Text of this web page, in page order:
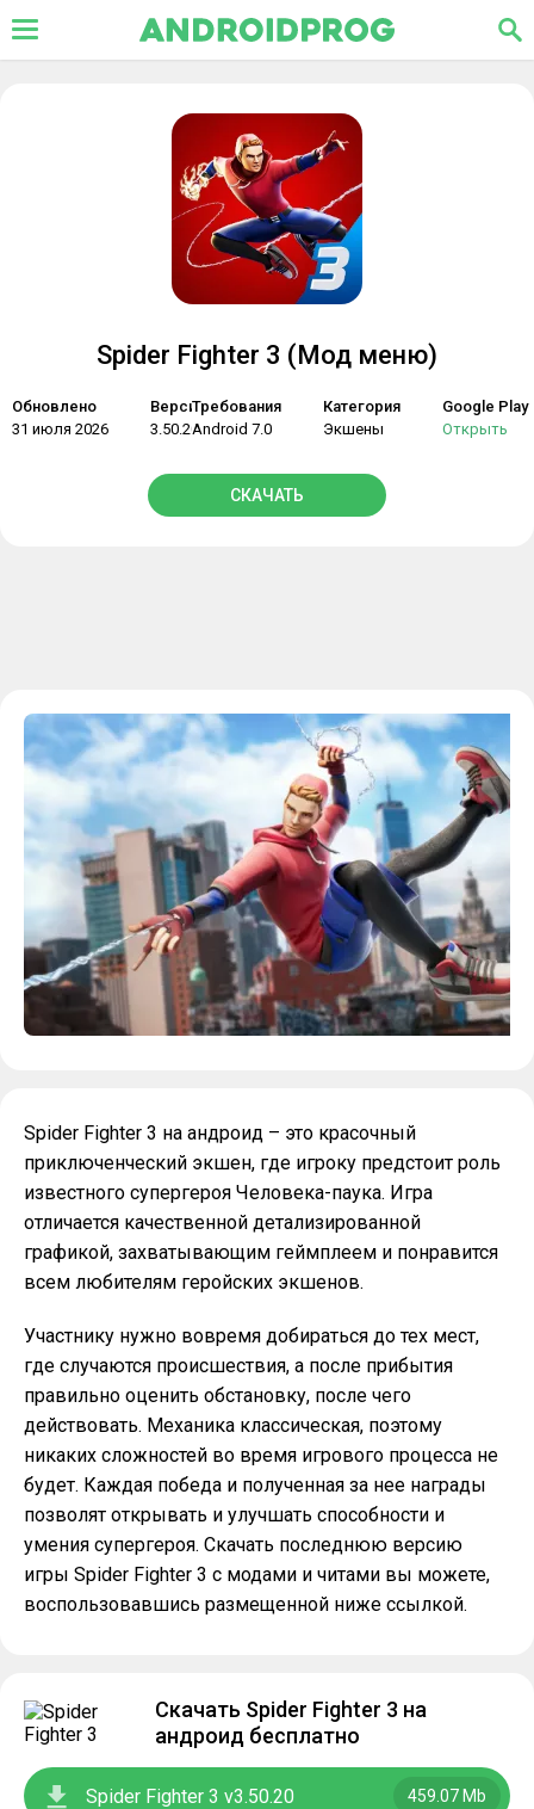
Spider Fighter 3 (Мод меню)
Обновлено
31 июля 2026
Версия
3.50.20
Требования
Android 7.0
Категория
Экшены
Google Play
Открыть
СКАЧАТЬ
Spider Fighter 3 на андроид – это красочный
приключенческий экшен, где игроку предстоит роль
известного супергероя Человека-паука. Игра
отличается качественной детализированной
графикой, захватывающим геймплеем и понравится
всем любителям геройских экшенов.
Участнику нужно вовремя добираться до тех мест,
где случаются происшествия, а после прибытия
правильно оценить обстановку, после чего
действовать. Механика классическая, поэтому
никаких сложностей во время игрового процесса не
будет. Каждая победа и полученная за нее награды
позволят открывать и улучшать способности и
умения супергероя. Скачать последнюю версию
игры Spider Fighter 3 с модами и читами вы можете,
воспользовавшись размещенной ниже ссылкой.
Скачать Spider Fighter 3 на
андроид бесплатно
Spider Fighter 3 v3.50.20 459.07 Mb